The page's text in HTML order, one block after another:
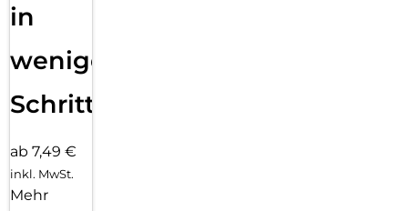
in
wenigen
Schritten
ab 7,49 €
inkl. MwSt.
Mehr